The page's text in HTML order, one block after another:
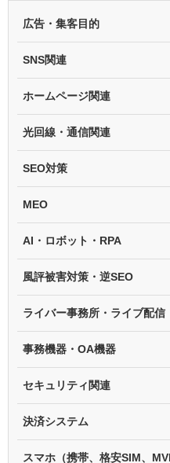
広告・集客目的
SNS関連
ホームページ関連
光回線・通信関連
SEO対策
MEO
AI・ロボット・RPA
風評被害対策・逆SEO
ライバー事務所・ライブ配信
事務機器・OA機器
セキュリティ関連
決済システム
スマホ（携帯、格安SIM、